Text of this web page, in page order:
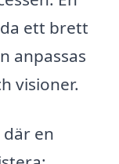
ett brett
anpassas
visioner.
en